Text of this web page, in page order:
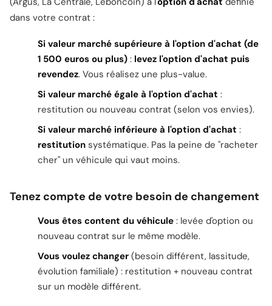
dans votre contrat :
Si valeur marché supérieure à l'option d'achat (de
1 500 euros ou plus) : levez l'option d'achat puis
revendez. Vous réalisez une plus-value.
Si valeur marché égale à l'option d'achat :
restitution ou nouveau contrat (selon vos envies).
Si valeur marché inférieure à l'option d'achat :
restitution systématique. Pas la peine de "racheter
cher" un véhicule qui vaut moins.
Tenez compte de votre besoin de changement
Vous êtes content du véhicule : levée d'option ou
nouveau contrat sur le même modèle.
Vous voulez changer (besoin différent, lassitude,
évolution familiale) : restitution + nouveau contrat
sur un modèle différent.